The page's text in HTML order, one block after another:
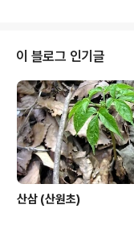
이 블로그 인기글
산삼 (산원초)